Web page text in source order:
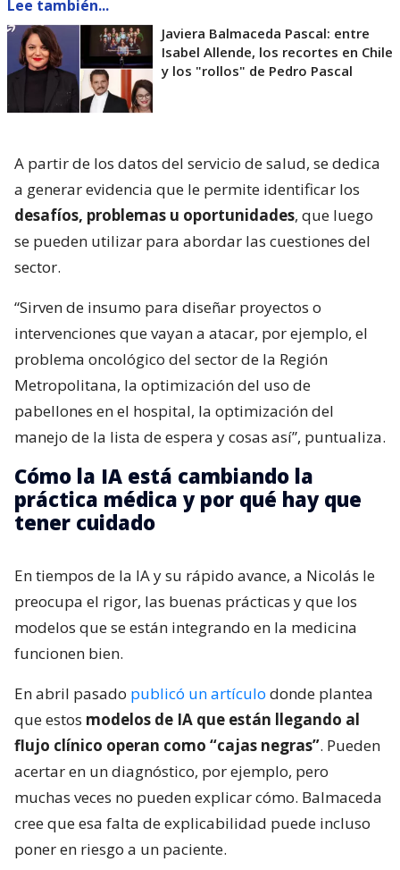
Lee también...
Javiera Balmaceda Pascal: entre
Isabel Allende, los recortes en Chile
y los "rollos" de Pedro Pascal
A partir de los datos del servicio de salud, se dedica
a generar evidencia que le permite identificar los
desafíos, problemas u oportunidades, que luego
se pueden utilizar para abordar las cuestiones del
sector.
“Sirven de insumo para diseñar proyectos o
intervenciones que vayan a atacar, por ejemplo, el
problema oncológico del sector de la Región
Metropolitana, la optimización del uso de
pabellones en el hospital, la optimización del
manejo de la lista de espera y cosas así”, puntualiza.
Cómo la IA está cambiando la
práctica médica y por qué hay que
tener cuidado
En tiempos de la IA y su rápido avance, a Nicolás le
preocupa el rigor, las buenas prácticas y que los
modelos que se están integrando en la medicina
funcionen bien.
En abril pasado publicó un artículo donde plantea
que estos modelos de IA que están llegando al
flujo clínico operan como “cajas negras”. Pueden
acertar en un diagnóstico, por ejemplo, pero
muchas veces no pueden explicar cómo. Balmaceda
cree que esa falta de explicabilidad puede incluso
poner en riesgo a un paciente.